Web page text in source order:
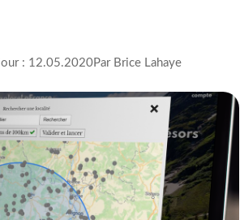
: 12.05.2020Par Brice Lahaye